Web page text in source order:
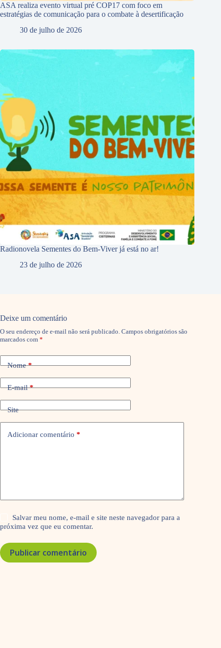
ASA realiza evento virtual pré COP17 com foco em
estratégias de comunicação para o combate à desertificação
30 de julho de 2026
Radionovela Sementes do Bem-Viver já está no ar!
23 de julho de 2026
Deixe um comentário
O seu endereço de e-mail não será publicado. Campos obrigatórios são
marcados com *
Nome*
E-mail*
Site
Adicionar comentário *
Salvar meu nome, e-mail e site neste navegador para a
próxima vez que eu comentar.
Publicar comentário